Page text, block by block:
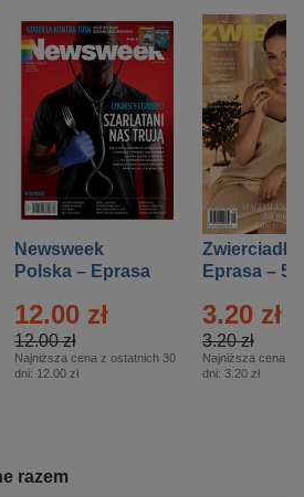
Newsweek
Polska – Eprasa
12.00 zł
12.00 zł
Najniższa cena z ostatnich 30
dni: 12.00 zł
Zwierciadło
Eprasa – 5/
3.20 zł
3.20 zł
Najniższa cena z
dni: 3.20 zł
razem